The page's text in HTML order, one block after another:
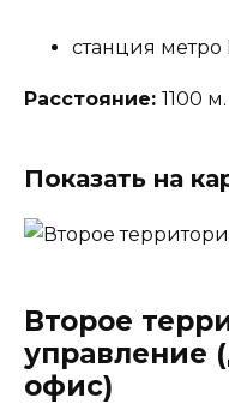
станция
Расстояние: 1100 м.
Показать на
Второе
управление
офис)